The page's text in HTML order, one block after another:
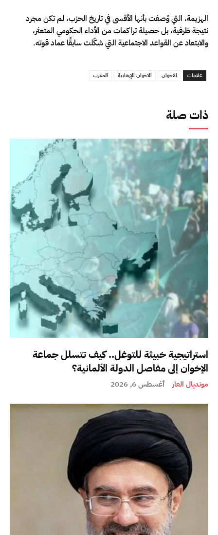
ذات صلة
استراتيجية خبيثة للتوغل.. كيف تتسلل جماعة
الإخوان إلى مفاصل الدولة الألمانية؟
مونديال العار أغسطس 6, 2026
الهزيمة، التي وُصفت بأنها الأقسى في تاريخ الحزب، لم تكن مجرد
نتيجة ظرفية، بل حصيلة تراكمات من الأداء الحكومي المتعثر،
والابتعاد عن القواعد الاجتماعية التي شكّلت سابقًا عماد قوته.
علامات الاخوان الاخوان الإرهابية المغرب